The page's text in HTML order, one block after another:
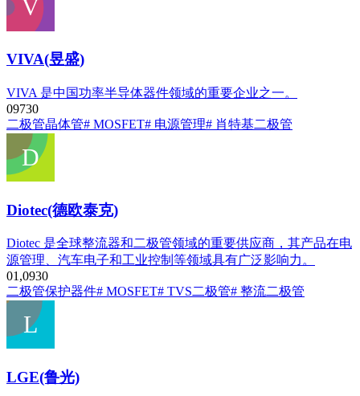
VIVA(昱盛)
VIVA 是中国功率半导体器件领域的重要企业之一。
09730
二极管晶体管# MOSFET# 电源管理# 肖特基二极管
Diotec(德欧泰克)
Diotec 是全球整流器和二极管领域的重要供应商，其产品在电
源管理、汽车电子和工业控制等领域具有广泛影响力。
01,0930
二极管保护器件# MOSFET# TVS二极管# 整流二极管
LGE(鲁光)